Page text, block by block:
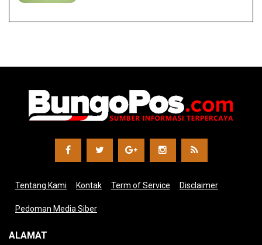
Tentang Kami Kontak Term of Service Disclaimer
Pedoman Media Siber
ALAMAT